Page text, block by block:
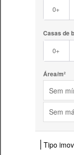
0+
Casas de
0+
Área/m²
Sem
Sem
Tipo